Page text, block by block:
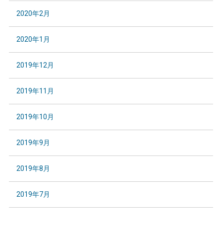
2020年2月
2020年1月
2019年12月
2019年11月
2019年10月
2019年9月
2019年8月
2019年7月